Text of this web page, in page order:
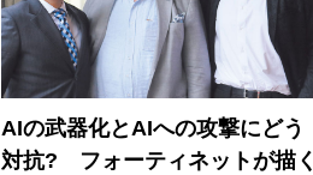
AIの武器化とAIへの攻撃にどう
対抗? フォーティネットが描く